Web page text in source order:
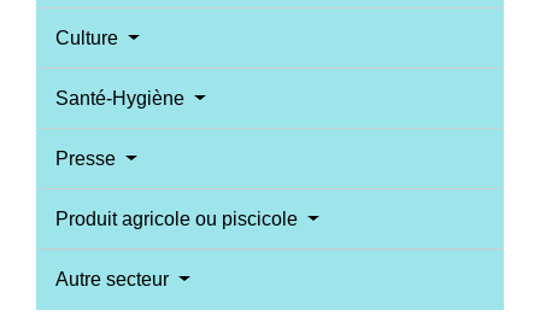
Culture
Santé-Hygiène
Presse
Produit agricole ou piscicole
Autre secteur